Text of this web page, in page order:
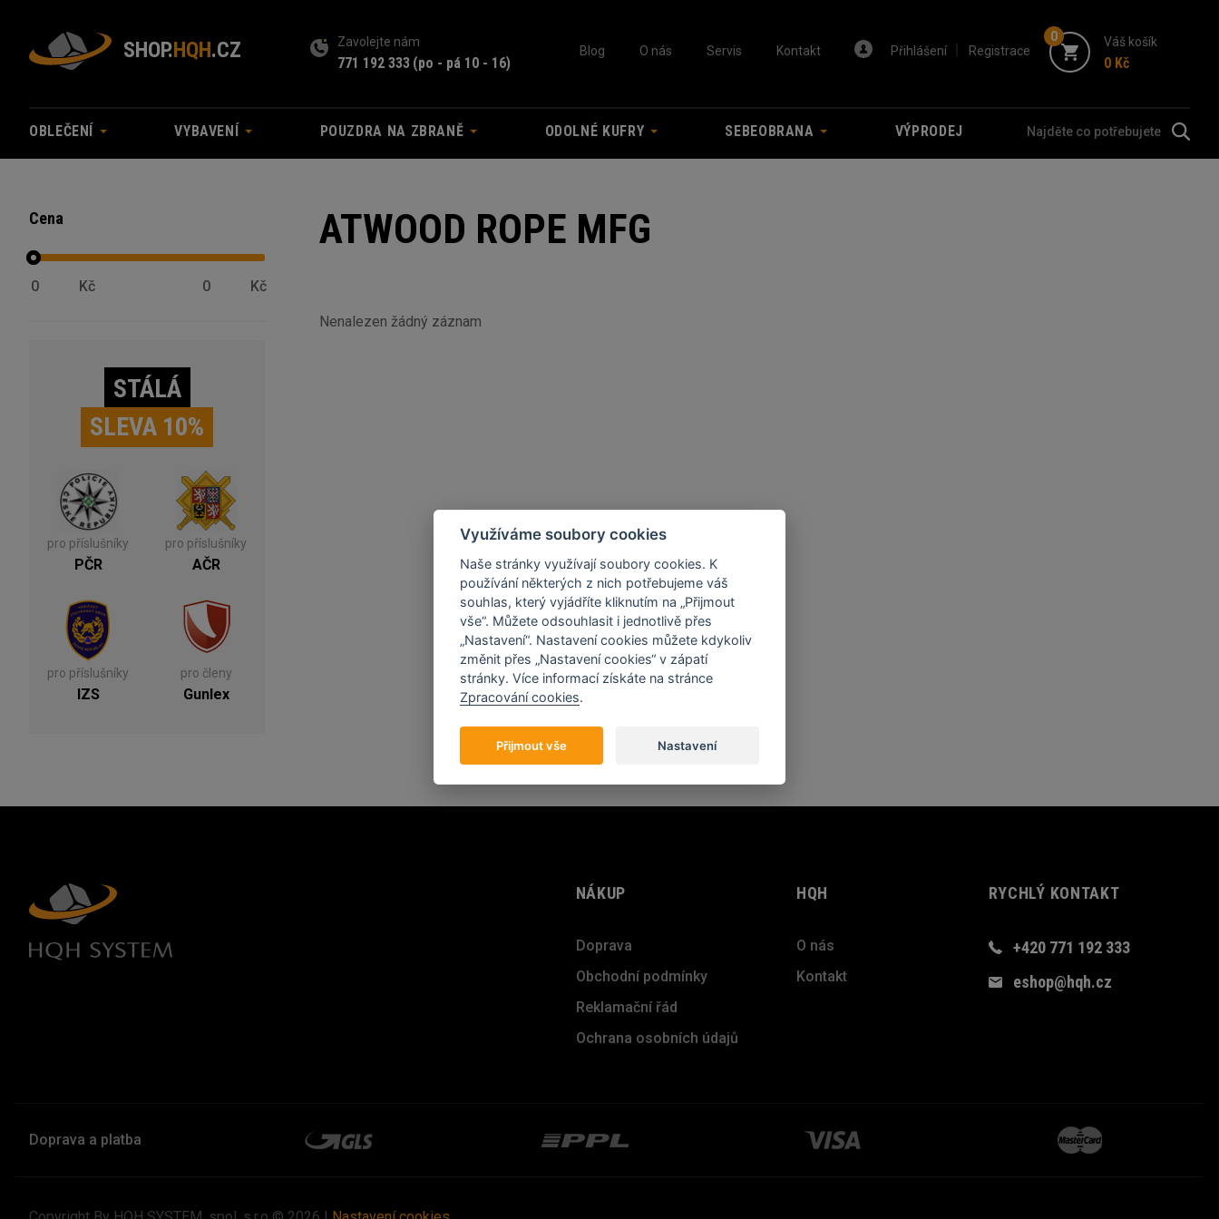
SHOP.HQH.CZ Zavolejte nám
771 192 333 (po - pá 10 - 16)
Blog O nás Servis Kontakt Přihlášení Registrace
0 Váš košík
0 Kč
OBLEČENÍ VYBAVENÍ POUZDRA NA ZBRANĚ ODOLNÉ KUFRY SEBEOBRANA VÝPRODEJ
Cena
Kč Kč
STÁLÁ
SLEVA 10%
pro příslušníky
PČR
pro příslušníky
AČR
pro příslušníky
IZS
pro členy
Gunlex
ATWOOD ROPE MFG
Nenalezen žádný záznam
NÁKUP
Doprava
Obchodní podmínky
Reklamační řád
Ochrana osobních údajů
HQH
O nás
Kontakt
RYCHLÝ KONTAKT
+420 771 192 333
eshop@hqh.cz
Doprava a platba
Využíváme soubory cookies
Naše stránky využívají soubory cookies. K
používání některých z nich potřebujeme váš
souhlas, který vyjádříte kliknutím na „Přijmout
vše“. Můžete odsouhlasit i jednotlivě přes
„Nastavení“. Nastavení cookies můžete kdykoliv
změnit přes „Nastavení cookies“ v zápatí
stránky. Více informací získáte na stránce
Zpracování cookies.
Přijmout vše Nastavení